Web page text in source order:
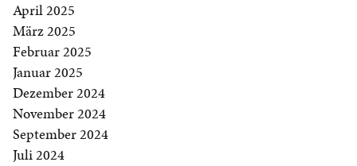
April 2025
März 2025
Februar 2025
Januar 2025
Dezember 2024
November 2024
September 2024
Juli 2024